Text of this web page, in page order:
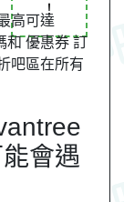
！
高可達
和 優惠券 訂
吧區在所有
會遇